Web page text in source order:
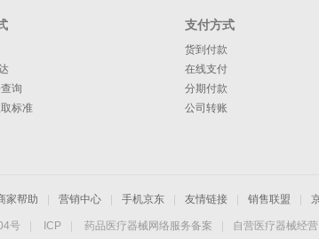
询
标准
支付方式
货到付款
在线支付
分期付款
公司转账
家帮助 营销中心 手机京东 友情链接 销售联盟
号 ICP 药品医疗器械网络服务备案 自营医疗器械经